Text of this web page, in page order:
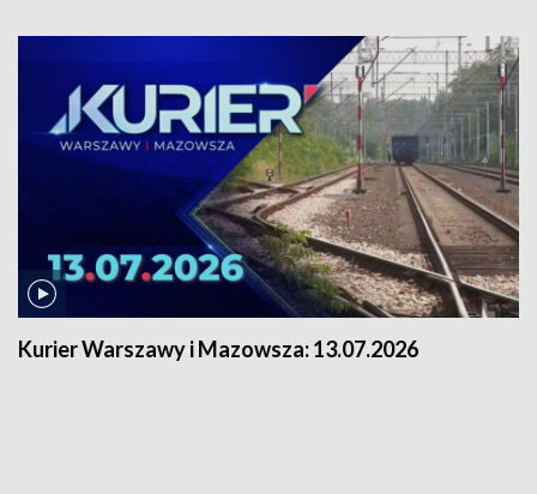
Kurier Warszawy i Mazowsza:13.07.2026